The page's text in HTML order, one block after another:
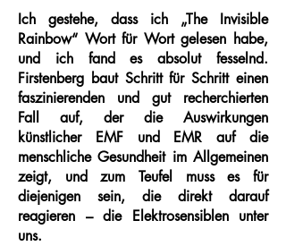
Ich gestehe, dass ich „The Invisible
Rainbow“ Wort für Wort gelesen habe,
und ich fand es absolut fesselnd.
Firstenberg baut Schritt für Schritt einen
faszinierenden und gut recherchierten
Fall auf, der die Auswirkungen
künstlicher EMF und EMR auf die
menschliche Gesundheit im Allgemeinen
zeigt, und zum Teufel muss es für
diejenigen sein, die direkt darauf
reagieren – die Elektrosensiblen unter
uns.